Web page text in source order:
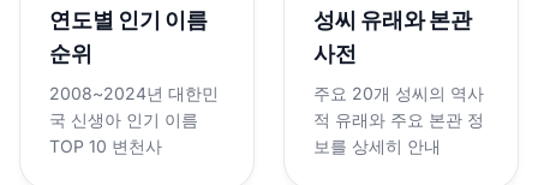
연도별 인기 이름
순위
2008~2024년 대한민
국 신생아 인기 이름
TOP 10 변천사
성씨 유래와 본관
사전
주요 20개 성씨의 역사
적 유래와 주요 본관 정
보를 상세히 안내